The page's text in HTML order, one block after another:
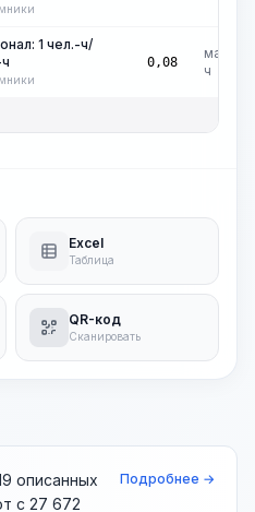
1 чел.-ч/
0,08
маш.-
ч
Excel
Таблица
QR-код
Сканировать
описанных
с 27 672
Подробнее →